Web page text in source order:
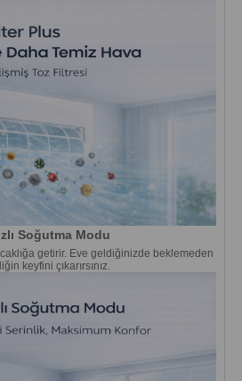
Soğutma Modu
getirir. Eve geldiğinizde beklemeden
keyfini çıkarırsınız.